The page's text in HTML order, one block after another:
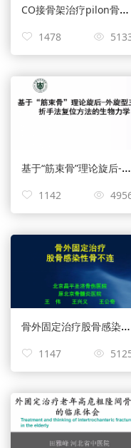
CO接骨架治疗pilon骨折的研究与进展——陈洋
1478
基于“筋束骨”理论旋后-外旋型三踝骨折手法复位方法的生物力学——陈诚
1142
骨外固定治疗股骨感染性骨不连——王伟
1147